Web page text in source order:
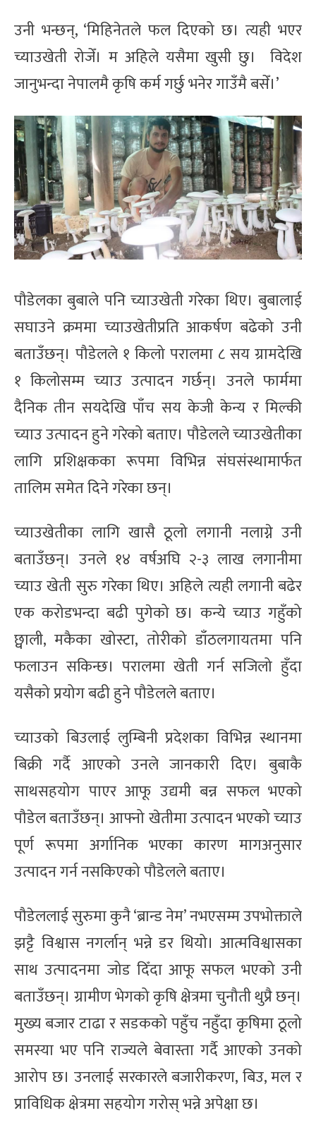
उनी भन्छन्, ‘मिहिनेतले फल दिएको छ। त्यही भएर
च्याउखेती रोजेँ। म अहिले यसैमा खुसी छु। विदेश
जानुभन्दा नेपालमै कृषि कर्म गर्छु भनेर गाउँमै बसेँ।’
पौडेलका बुबाले पनि च्याउखेती गरेका थिए। बुबालाई
सघाउने क्रममा च्याउखेतीप्रति आकर्षण बढेको उनी
बताउँछन्। पौडेलले १ किलो परालमा ८ सय ग्रामदेखि
१ किलोसम्म च्याउ उत्पादन गर्छन्। उनले फार्ममा
दैनिक तीन सयदेखि पाँच सय केजी केन्य र मिल्की
च्याउ उत्पादन हुने गरेको बताए। पौडेलले च्याउखेतीका
लागि प्रशिक्षकका रूपमा विभिन्न संघसंस्थामार्फत
तालिम समेत दिने गरेका छन्।
च्याउखेतीका लागि खासै ठूलो लगानी नलाग्ने उनी
बताउँछन्। उनले १४ वर्षअघि २-३ लाख लगानीमा
च्याउ खेती सुरु गरेका थिए। अहिले त्यही लगानी बढेर
एक करोडभन्दा बढी पुगेको छ। कन्ये च्याउ गहुँको
छ्वाली, मकैका खोस्टा, तोरीको डाँठलगायतमा पनि
फलाउन सकिन्छ। परालमा खेती गर्न सजिलो हुँदा
यसैको प्रयोग बढी हुने पौडेलले बताए।
च्याउको बिउलाई लुम्बिनी प्रदेशका विभिन्न स्थानमा
बिक्री गर्दै आएको उनले जानकारी दिए। बुबाकै
साथसहयोग पाएर आफू उद्यमी बन्न सफल भएको
पौडेल बताउँछन्। आफ्नो खेतीमा उत्पादन भएको च्याउ
पूर्ण रूपमा अर्गानिक भएका कारण मागअनुसार
उत्पादन गर्न नसकिएको पौडेलले बताए।
पौडेललाई सुरुमा कुनै ‘ब्रान्ड नेम’ नभएसम्म उपभोक्ताले
झट्टै विश्वास नगर्लान् भन्ने डर थियो। आत्मविश्वासका
साथ उत्पादनमा जोड दिँदा आफू सफल भएको उनी
बताउँछन्। ग्रामीण भेगको कृषि क्षेत्रमा चुनौती थुप्रै छन्।
मुख्य बजार टाढा र सडकको पहुँच नहुँदा कृषिमा ठूलो
समस्या भए पनि राज्यले बेवास्ता गर्दै आएको उनको
आरोप छ। उनलाई सरकारले बजारीकरण, बिउ, मल र
प्राविधिक क्षेत्रमा सहयोग गरोस् भन्ने अपेक्षा छ।